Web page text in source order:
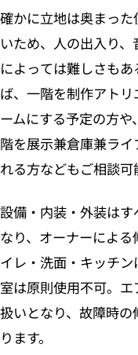
確かに立地は奥まっ
いため、人の出入り
によっては難しさも
ば、一階を制作アト
ームにする予定の方
階を展示兼倉庫兼ラ
れる方などもご相談可
設備・内装・外装は
なり、オーナーによ
イレ・洗面・キッチ
室は原則使用不可。
扱いとなり、故障時
ります。